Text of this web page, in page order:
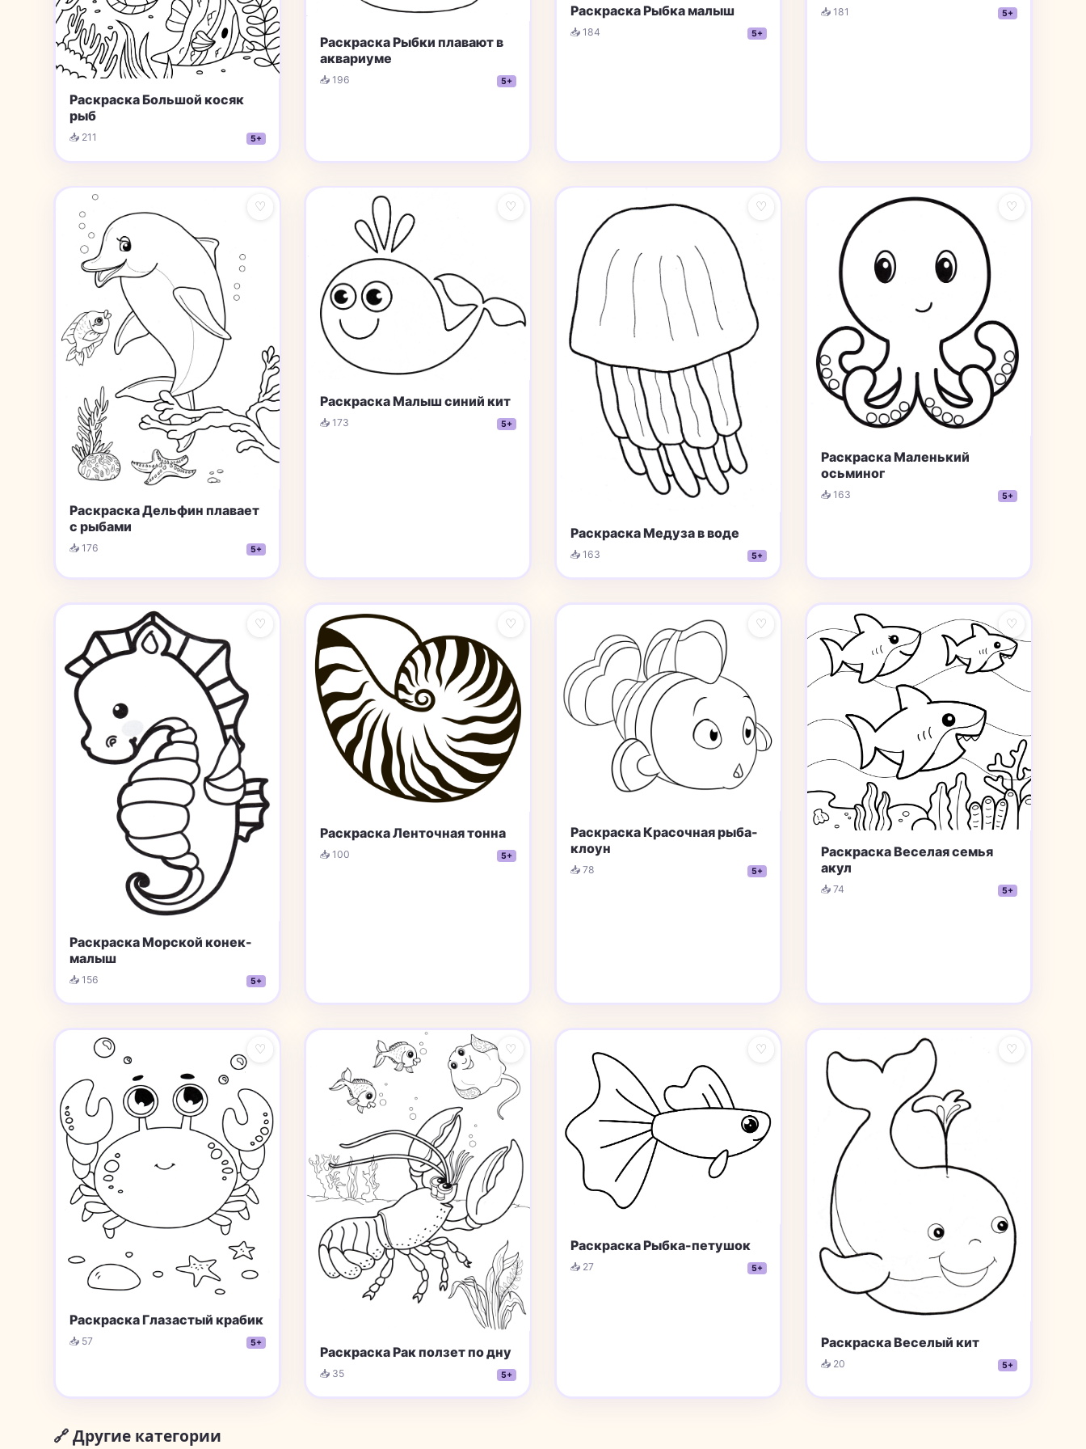
Раскраска Большой косяк
рыб
📥 211 5+
Раскраска Рыбки плавают в
аквариуме
📥 196 5+
Раскраска Рыбка малыш
📥 184 5+
📥 181 5+
♡
Раскраска Дельфин плавает
с рыбами
📥 176 5+
♡
Раскраска Малыш синий кит
📥 173 5+
♡
Раскраска Медуза в воде
📥 163 5+
♡
Раскраска Маленький
осьминог
📥 163 5+
♡
Раскраска Морской конек-
малыш
📥 156 5+
♡
Раскраска Ленточная тонна
📥 100 5+
♡
Раскраска Красочная рыба-
клоун
📥 78 5+
♡
Раскраска Веселая семья
акул
📥 74 5+
♡
Раскраска Глазастый крабик
📥 57 5+
♡
Раскраска Рак ползет по дну
📥 35 5+
♡
Раскраска Рыбка-петушок
📥 27 5+
♡
Раскраска Веселый кит
📥 20 5+
🔗 Другие категории